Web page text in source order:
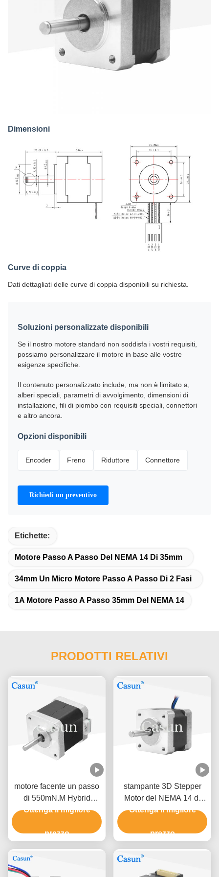
Dimensioni
Curve di coppia
Dati dettagliati delle curve di coppia disponibili su richiesta.
Soluzioni personalizzate disponibili
Se il nostro motore standard non soddisfa i vostri requisiti,
possiamo personalizzare il motore in base alle vostre
esigenze specifiche.
Il contenuto personalizzato include, ma non è limitato a,
alberi speciali, parametri di avvolgimento, dimensioni di
installazione, fili di piombo con requisiti speciali, connettori
e altro ancora.
Opzioni disponibili
Encoder Freno Riduttore Connettore
Richiedi un preventivo
Etichette:
Motore Passo A Passo Del NEMA 14 Di 35mm
34mm Un Micro Motore Passo A Passo Di 2 Fasi
1A Motore Passo A Passo 35mm Del NEMA 14
PRODOTTI RELATIVI
motore facente un passo
di 550mN.M Hybrid
Stepper Motor 1.5A 4.2V
BANCOMAT di CNC
Ottenga il migliore
prezzo
stampante 3D Stepper
Motor del NEMA 14 di
0.75A 4.8V 35x35mm
Ottenga il migliore
prezzo